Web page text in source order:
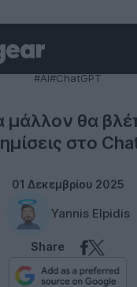
Technology
#AI#ChatGPT
μάλλον θα
στο
01 Δεκεμβρίου 2025
Yannis Elpidis
Share